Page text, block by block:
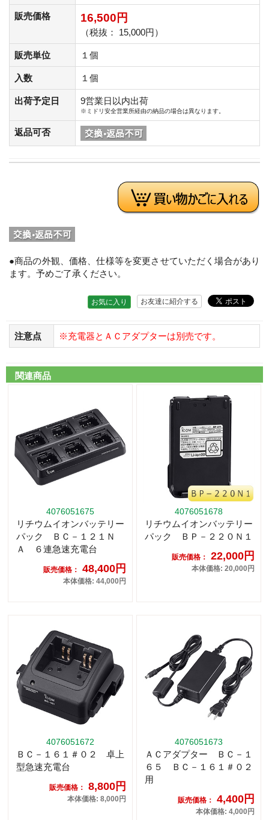
販売価格 16,500円
（税抜： 15,000円）
販売単位 １個
入数 １個
出荷予定日 9営業日以内出荷
※ミドリ安全営業所経由の納品の場合は異なります。
返品可否
●商品の外観、価格、仕様等を変更させていただく場合があり
ます。予めご了承ください。
お友達に紹介する
お気に入り
注意点 ※充電器とＡＣアダプターは別売です。
関連商品
4076051675
リチウムイオンバッテリー
パック ＢＣ－１２１Ｎ
Ａ ６連急速充電台
販売価格： 48,400円
本体価格: 44,000円
4076051678
リチウムイオンバッテリー
パック ＢＰ－２２０Ｎ１
販売価格： 22,000円
本体価格: 20,000円
4076051672
ＢＣ－１６１＃０２ 卓上
型急速充電台
販売価格： 8,800円
本体価格: 8,000円
4076051673
ＡＣアダプター ＢＣ－１
６５ ＢＣ－１６１＃０２
用
販売価格： 4,400円
本体価格: 4,000円